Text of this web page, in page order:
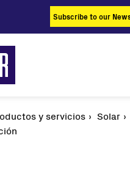
Subscribe to our
y servicios Solar